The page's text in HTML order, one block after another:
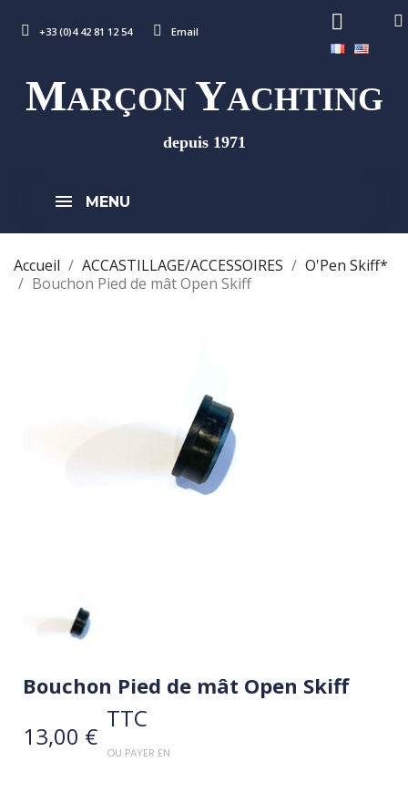
+33 (0)4 42 81 12 54 Email
MARÇON YACHTING
depuis 1971
MENU
Accueil ACCASTILLAGE/ACCESSOIRES
O'Pen Skiff*
Bouchon Pied de mât Open Skiff
Bouchon Pied de mât Open Skiff
13,00 €
TTC
OU PAYER EN